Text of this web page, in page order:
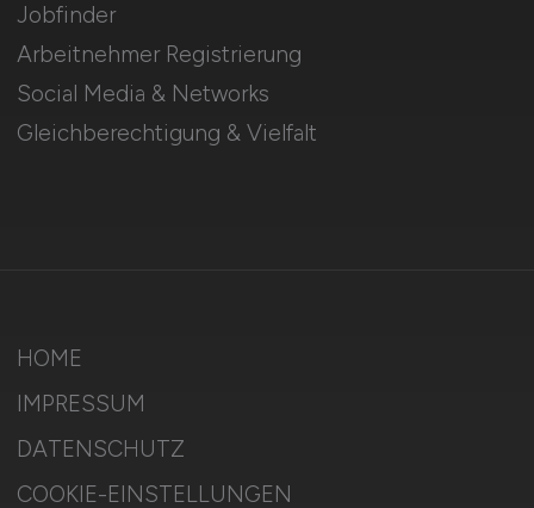
Jobfinder
Arbeitnehmer Registrierung
Social Media & Networks
Gleichberechtigung & Vielfalt
HOME
IMPRESSUM
DATENSCHUTZ
COOKIE-EINSTELLUNGEN